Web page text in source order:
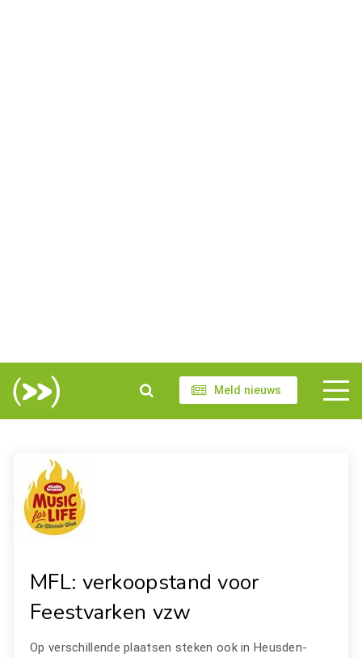
Meld nieuws
MFL: verkoopstand voor
Feestvarken vzw
Op verschillende plaatsen steken ook in Heusden-